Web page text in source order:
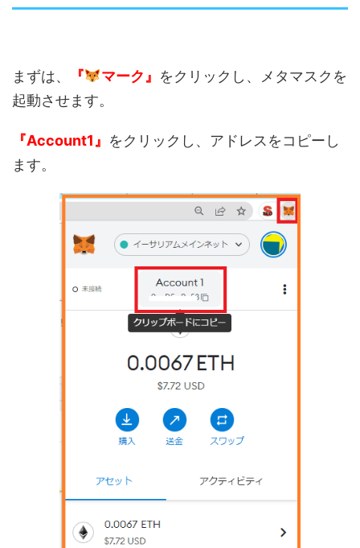
まずは、 『 マーク』 をクリックし、メタマスクを
起動させます。
『Account1』 をクリックし、アドレスをコピーし
ます。